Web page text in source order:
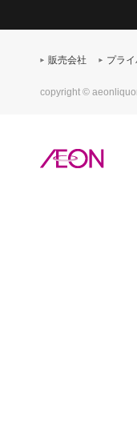
販売会社 プラ
copyright ©